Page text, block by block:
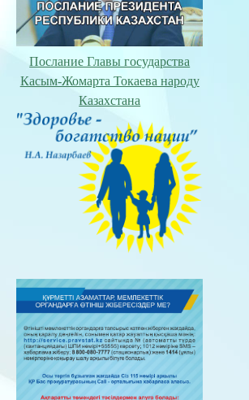
Послание Главы государства
Касым-Жомарта Токаева народу
Казахстана